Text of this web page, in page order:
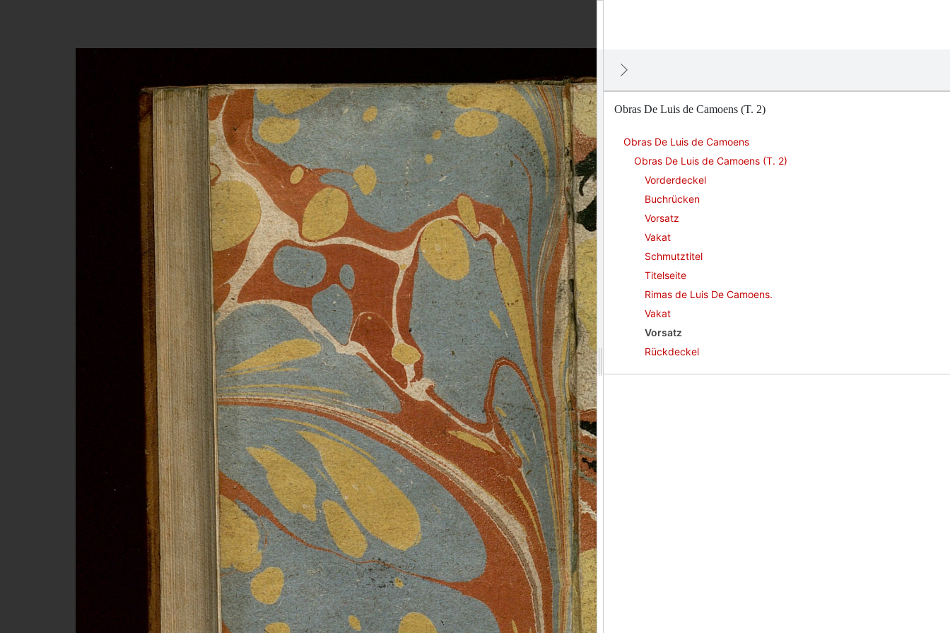
Obras De Luis de Camoens (T. 2)
Obras De Luis de Camoens
Obras De Luis de Camoens (T. 2)
Vorderdeckel
Buchrücken
Vorsatz
Vakat
Schmutztitel
Titelseite
Rimas de Luis De Camoens.
Vakat
Vorsatz
Rückdeckel